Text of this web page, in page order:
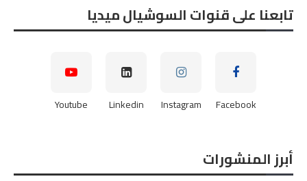
تابعنا على قنوات السوشيال ميديا
Facebook
Instagram
Linkedin
Youtube
أبرز المنشورات